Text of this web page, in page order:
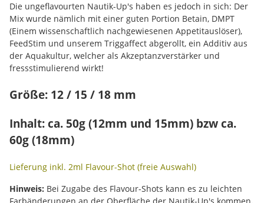
Die ungeflavourten Nautik-Up's haben es jedoch in sich: Der
Mix wurde nämlich mit einer guten Portion Betain, DMPT
(Einem wissenschaftlich nachgewiesenen Appetitauslöser),
FeedStim und unserem Triggaffect abgerollt, ein Additiv aus
der Aquakultur, welcher als Akzeptanzverstärker und
fressstimulierend wirkt!
Größe: 12 / 15 / 18 mm
Inhalt: ca. 50g (12mm und 15mm) bzw ca.
60g (18mm)
Lieferung inkl. 2ml Flavour-Shot (freie Auswahl)
Hinweis: Bei Zugabe des Flavour-Shots kann es zu leichten